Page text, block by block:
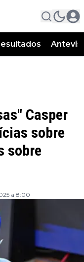
Casper
sobre
sobre
a 8:00